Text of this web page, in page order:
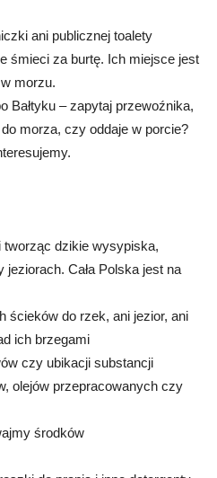
ani publicznej toalety
śmieci za burtę. Ich miejsce jest
morzu.
Bałtyku – zapytaj przewoźnika,
morza, czy oddaje w porcie?
dzikie wysypiska,
Cała Polska jest na
do rzek, ani jezior, ani
ich brzegami
czy ubikacji substancji
olejów przepracowanych czy
środków